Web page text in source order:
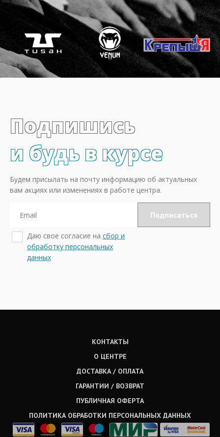
Подпишись
и будь в курсе
Будем присылать на почту информацию об актуальных
вам акциях или изменениях в работе центра.
Даю свое согласие на сбор и
обработку персональных
данных
КОНТАКТЫ
О ЦЕНТРЕ
ДОСТАВКА / ОПЛАТА
ГАРАНТИИ / ВОЗВРАТ
ПУБЛИЧНАЯ ОФЕРТА
ПОЛИТИКА ОБРАБОТКИ ПЕРСОНАЛЬНЫХ ДАННЫХ